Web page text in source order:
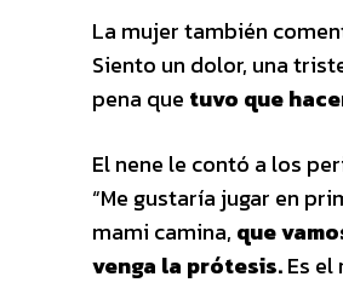
La mujer también
Siento un dolor, una
pena que tuvo que
El nene le contó a los
“Me gustaría jugar en
mami camina, que
venga la prótesis.Es